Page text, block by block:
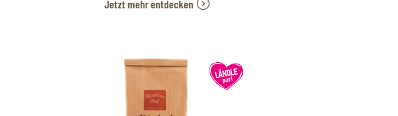
Jetzt mehr entdecken